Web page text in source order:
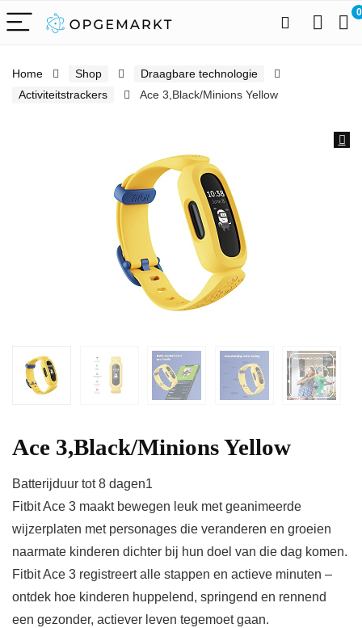
0
Home Shop
Draagbare technologie
Activiteitstrackers
Ace 3,Black/Minions Yellow
Ace 3,Black/Minions Yellow
Batterijduur tot 8 dagen1
Fitbit Ace 3 maakt bewegen leuk met geanimeerde
wijzerplaten met personages die veranderen en groeien
naarmate kinderen dichter bij hun doel van die dag komen.
Fitbit Ace 3 registreert alle stappen en actieve minuten –
ontdek hoe kinderen huppelend, springend en rennend
een gezonder, actiever leven tegemoet gaan.